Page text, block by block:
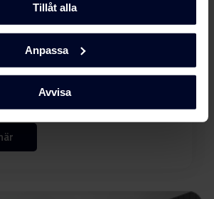
Tillåt alla
Anpassa
Avvisa
varningar (NO)
Ladda ner
varningar (SV)
(EN)
Ladda ner
på kvalitet och
att utveckla miljövänliga
hushållsapparater med